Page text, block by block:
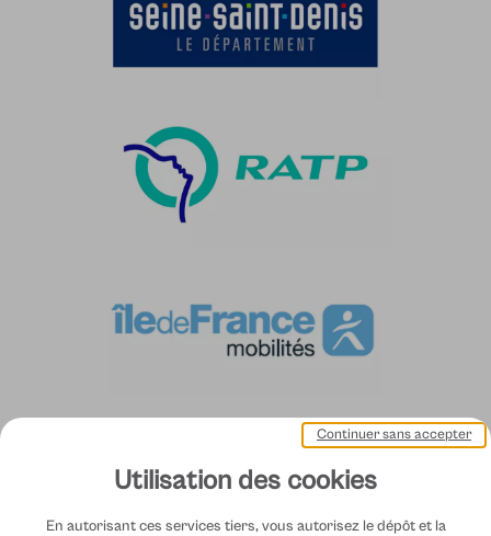
Utilisation des cookies
En autorisant ces services tiers, vous autorisez le dépôt et la
Continuer sans accepter